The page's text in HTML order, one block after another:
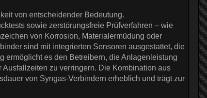
von entscheidender Bedeutung.
sowie zerstörungsfreie Prüfverfahren – wie
von Korrosion, Materialermüdung oder
sind mit integrierten Sensoren ausgestattet, die
ermöglicht es den Betreibern, die Anlagenleistung
zu verringern. Die Kombination aus
von Syngas-Verbindern erheblich und trägt zur